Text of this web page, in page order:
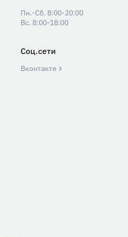
Пн.-Сб. 8:00-20:00
Вс. 8:00-18:00
Соц.сети
Вконтакте